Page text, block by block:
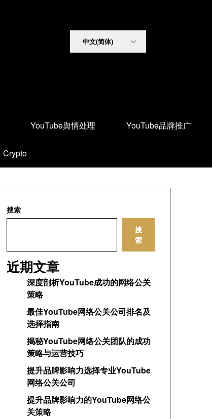
YouTube舆情处理 YouTube品牌推广
Crypto
搜索
搜
索
近期文章
深度剖析YouTube成功的网络公关
策略
最佳YouTube网络公关公司排名及
选择指南
揭秘YouTube网络公关团队的成功
策略与运营技巧
提升品牌影响力选择专业YouTube
网络公关公司
提升品牌影响力的YouTube网络公
关策略